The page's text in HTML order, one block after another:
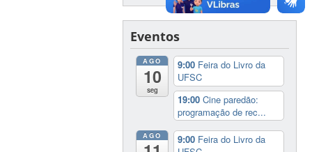
Eventos
AGO
10
seg
9:00 Feira do Livro da
UFSC
19:00Cine paredão:
programação de rec...
AGO 9:00 Feira do Livro da